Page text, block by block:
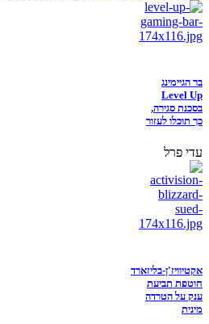
בר הגיימינג
Level Up
בסכנת סגירה,
כך תוכלו לעזור
עדי פרל
אקטיוויז'ן-בליזארד
חוטפת תביעת
ענק על הטרדה
מינית